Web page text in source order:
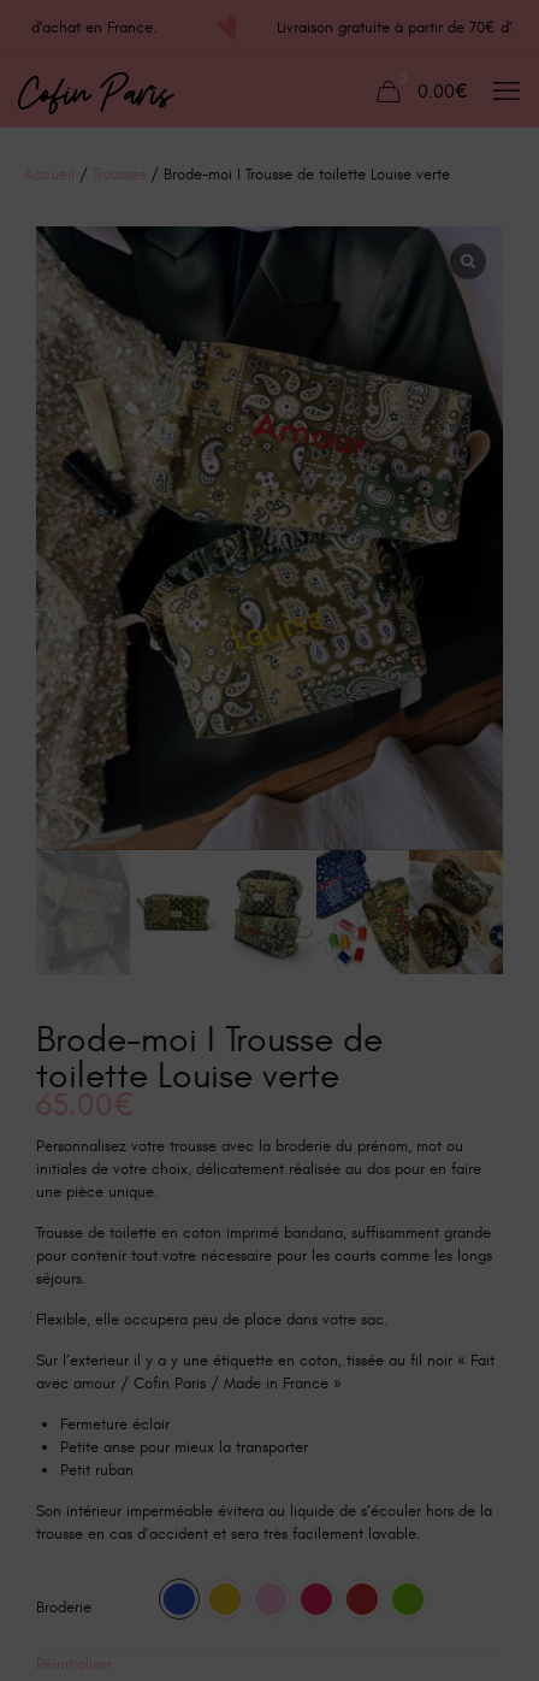
d'achat en France. Livraison gratuite à partir de 70€
0
0.00€
Accueil / Trousses / Brode-moi I Trousse de toilette Louise verte
Brode-moi I Trousse de
toilette Louise verte
65.00€
Personnalisez votre trousse avec la broderie du prénom, mot ou
initiales de votre choix, délicatement réalisée au dos pour en faire
une pièce unique.
Trousse de toilette en coton imprimé bandana, suffisamment grande
pour contenir tout votre nécessaire pour les courts comme les longs
séjours.
Flexible, elle occupera peu de place dans votre sac.
Sur l’exterieur il y a y une étiquette en coton, tissée au fil noir « Fait
avec amour / Cofin Paris / Made in France »
Fermeture éclair
Petite anse pour mieux la transporter
Petit ruban
Son intérieur imperméable évitera au liquide de s’écouler hors de la
trousse en cas d’accident et sera très facilement lavable.
Broderie
Réinitialiser